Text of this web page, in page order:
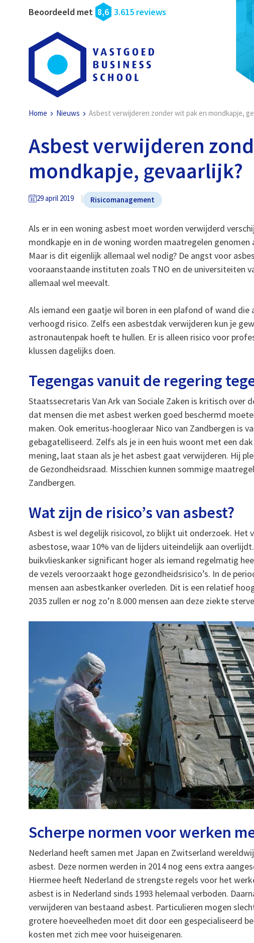
Beoordeeld met 8,6 3.615 reviews
Home Nieuws Asbest verwijderen zonder wit pak en mondkapje,
Asbest verwijderen
mondkapje, gevaarlijk?
29 april 2019 Risicomanagement
Als er in een woning asbest moet worden verwijderd
mondkapje en in de woning worden maatregelen
Maar is dit eigenlijk allemaal wel nodig? De angst voor
vooraanstaande instituten zoals TNO en de universiteiten
allemaal wel meevalt.
Als iemand een gaatje wil boren in een plafond of wand
verhoogd risico. Zelfs een asbestdak verwijderen kun je
astronautenpak hoeft te hullen. Er is alleen risico voor
klussen dagelijks doen.
Tegengas vanuit de regering
Staatssecretaris Van Ark van Sociale Zaken is kritisch over
dat mensen die met asbest werken goed beschermd
maken. Ook emeritus-hoogleraar Nico van Zandbergen is
gebagatelliseerd. Zelfs als je in een huis woont met een
mening, laat staan als je het asbest gaat verwijderen. Hij
de Gezondheidsraad. Misschien kunnen sommige
Zandbergen.
Wat zijn de risico’s van asbest?
Asbest is wel degelijk risicovol, zo blijkt uit onderzoek. Het
asbestose, waar 10% van de lijders uiteindelijk aan
buikvlieskanker significant hoger als iemand regelmatig
de vezels veroorzaakt hoge gezondheidsrisico’s. In de
mensen aan asbestkanker overleden. Dit is een relatief
2035 zullen er nog zo’n 8.000 mensen aan deze ziekte
Scherpe normen voor werken
Nederland heeft samen met Japan en Zwitserland
asbest. Deze normen werden in 2014 nog eens extra
Hiermee heeft Nederland de strengste regels voor het
asbest is in Nederland sinds 1993 helemaal verboden.
verwijderen van bestaand asbest. Particulieren mogen
grotere hoeveelheden moet dit door een gespecialiseerd
kosten met zich mee voor huiseigenaren.